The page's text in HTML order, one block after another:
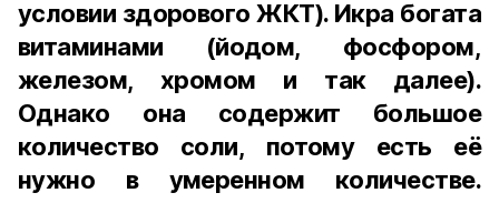
условии здорового ЖКТ). Икра богата
витаминами (йодом, фосфором,
железом, хромом и так далее).
Однако она содержит большое
количество соли, потому есть её
нужно в умеренном количестве.